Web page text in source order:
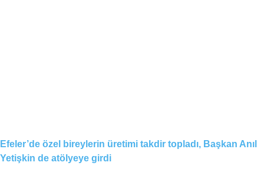
Efeler’de özel bireylerin üretimi takdir topladı, Başkan Anıl
Yetişkin de atölyeye girdi